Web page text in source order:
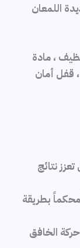
اللمعان
، مادة
، قفل أمان
نتائج
بطريقة
الخافق